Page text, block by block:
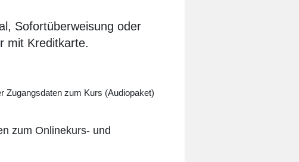
Sofortüberweisung oder
mit Kreditkarte.
Zugangsdaten zum Kurs (Audiopaket)
zum Onlinekurs- und